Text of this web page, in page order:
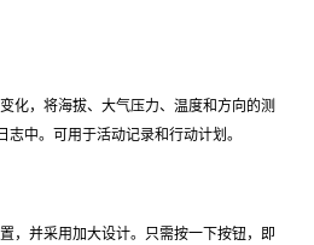
化，将海拔、大气压力、温度和方向的测
中。可用于活动记录和行动计划。
，并采用加大设计。只需按一下按钮，即